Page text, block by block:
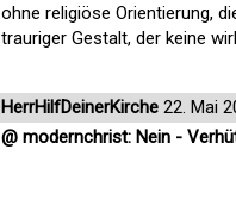
ohne religiöse Orientierung,
trauriger Gestalt, der keine
HerrHilfDeinerKirche 22. Mai
@ modernchrist: Nein -